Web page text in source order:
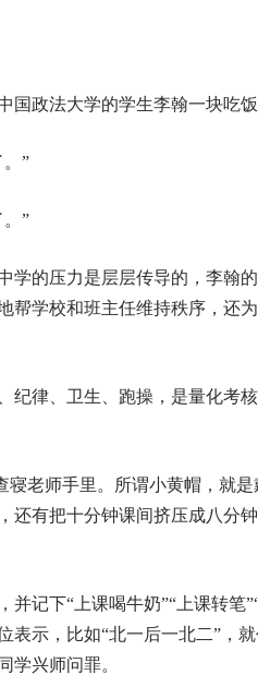
国政法大学的学生李翰一块吃饭
”
”
学的压力是层层传导的，李翰
帮学校和班主任维持秩序，还
纪律、卫生、跑操，是量化考
寝老师手里。所谓小黄帽，就
还有把十分钟课间挤压成八分
记下“上课喝牛奶”“上课转笔
表示，比如“北一后一北二”，
学兴师问罪。